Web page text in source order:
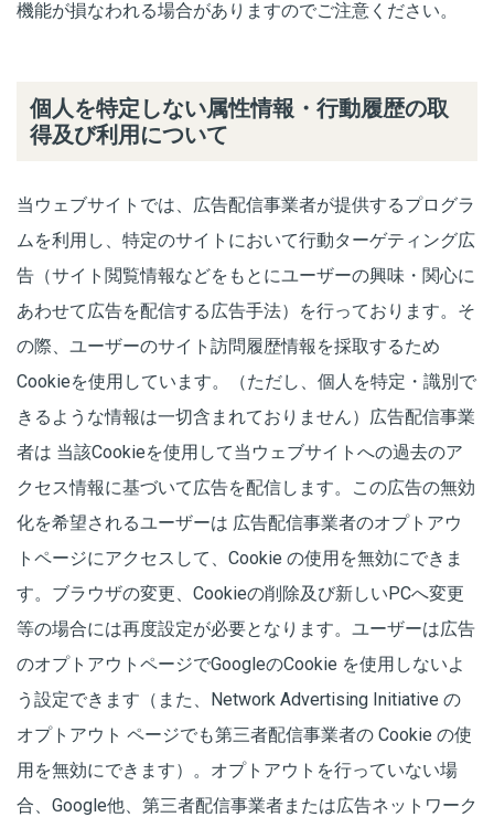
機能が損なわれる場合がありますのでご注意ください。
個人を特定しない属性情報・行動履歴の取
得及び利用について
当ウェブサイトでは、広告配信事業者が提供するプログラ
ムを利用し、特定のサイトにおいて行動ターゲティング広
告（サイト閲覧情報などをもとにユーザーの興味・関心に
あわせて広告を配信する広告手法）を行っております。そ
の際、ユーザーのサイト訪問履歴情報を採取するため
Cookieを使用しています。（ただし、個人を特定・識別で
きるような情報は一切含まれておりません）広告配信事業
者は 当該Cookieを使用して当ウェブサイトへの過去のア
クセス情報に基づいて広告を配信します。この広告の無効
化を希望されるユーザーは 広告配信事業者のオプトアウ
トページにアクセスして、Cookie の使用を無効にできま
す。ブラウザの変更、Cookieの削除及び新しいPCへ変更
等の場合には再度設定が必要となります。ユーザーは広告
のオプトアウトページでGoogleのCookie を使用しないよ
う設定できます（また、Network Advertising Initiative の
オプトアウト ページでも第三者配信事業者の Cookie の使
用を無効にできます）。オプトアウトを行っていない場
合、Google他、第三者配信事業者または広告ネットワーク